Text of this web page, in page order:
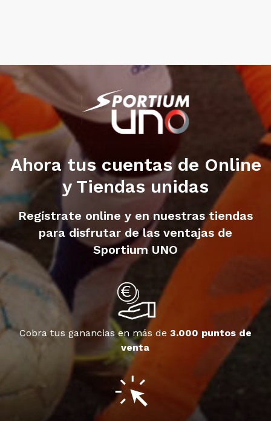
Ahora tus cuentas de Online
y Tiendas unidas
Regístrate online y en nuestras tiendas
para disfrutar de las ventajas de
Sportium UNO
Cobra tus ganancias en más de 3.000 puntos de
venta